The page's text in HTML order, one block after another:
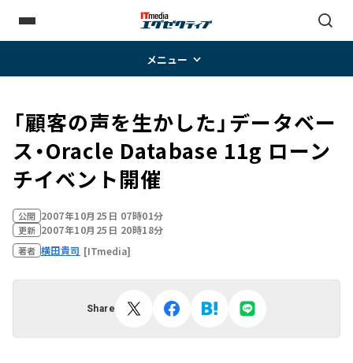
メニュー
「顧客の声を生かした」データベー
ス・Oracle Database 11g ローン
チイベント開催
公開 2007年10月25日 07時01分
更新 2007年10月25日 20時18分
著者 横田貴司 [ITmedia]
Share